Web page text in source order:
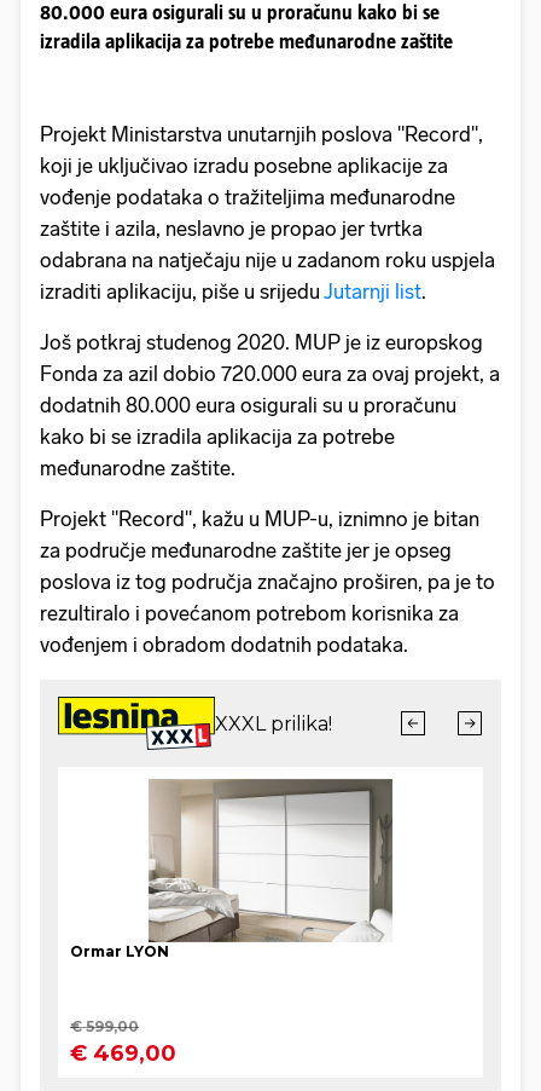
80.000 eura osigurali su u proračunu kako bi se
izradila aplikacija za potrebe međunarodne zaštite
Projekt Ministarstva unutarnjih poslova "Record",
koji je uključivao izradu posebne aplikacije za
vođenje podataka o tražiteljima međunarodne
zaštite i azila, neslavno je propao jer tvrtka
odabrana na natječaju nije u zadanom roku uspjela
izraditi aplikaciju, piše u srijedu Jutarnji list.
Još potkraj studenog 2020. MUP je iz europskog
Fonda za azil dobio 720.000 eura za ovaj projekt, a
dodatnih 80.000 eura osigurali su u proračunu
kako bi se izradila aplikacija za potrebe
međunarodne zaštite.
Projekt "Record", kažu u MUP-u, iznimno je bitan
za područje međunarodne zaštite jer je opseg
poslova iz tog područja značajno proširen, pa je to
rezultiralo i povećanom potrebom korisnika za
vođenjem i obradom dodatnih podataka.